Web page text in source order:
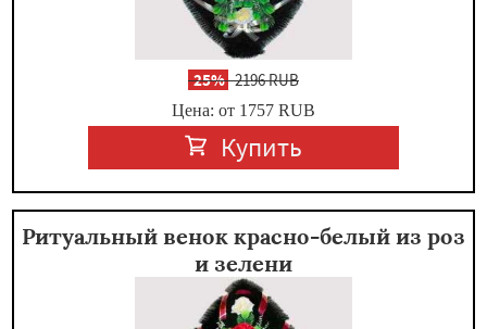
-25%2196 RUB
Цена: от 1757 RUB
Купить
Ритуальный венок красно-белый из роз
и зелени